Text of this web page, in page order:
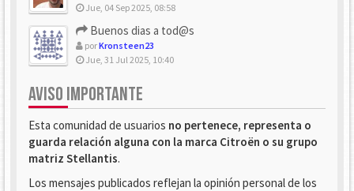
Jue, 04 Sep 2025, 08:58
Buenos dias a tod@s
porKronsteen23
Jue, 31 Jul 2025, 10:40
AVISO IMPORTANTE
Esta comunidad de usuarios no pertenece, representa o
guarda relación alguna con la marca Citroën o su grupo
matriz Stellantis.
Los mensajes publicados reflejan la opinión personal de los